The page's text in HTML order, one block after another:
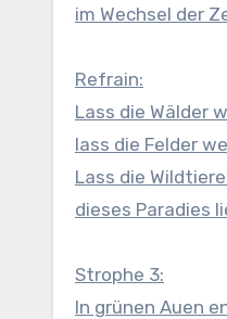
im Wechsel der
Refrain:
Lass die Wälder
lass die Felder
Lass die
dieses Paradies
Strophe 3:
In grünen Auen